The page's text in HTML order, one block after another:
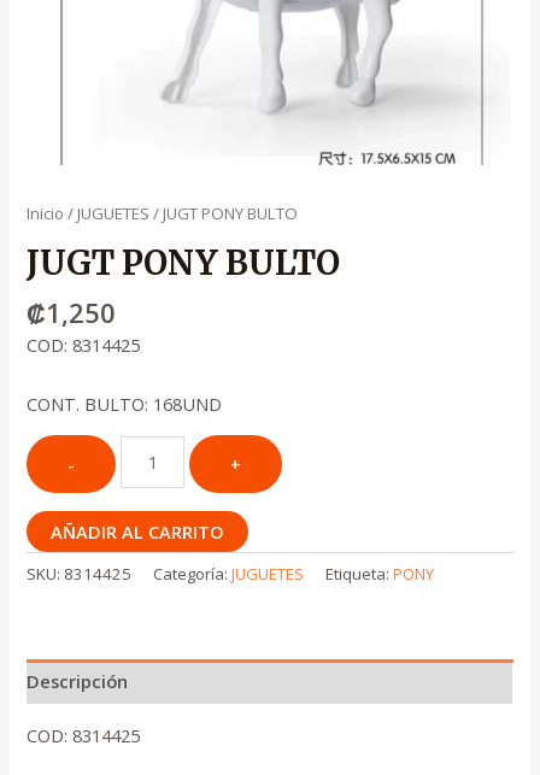
Inicio / JUGUETES / JUGT PONY BULTO
JUGT PONY BULTO
₡1,250
COD: 8314425
CONT. BULTO: 168UND
AÑADIR AL CARRITO
SKU: 8314425 Categoría:JUGUETES Etiqueta:PONY
Descripción
COD: 8314425